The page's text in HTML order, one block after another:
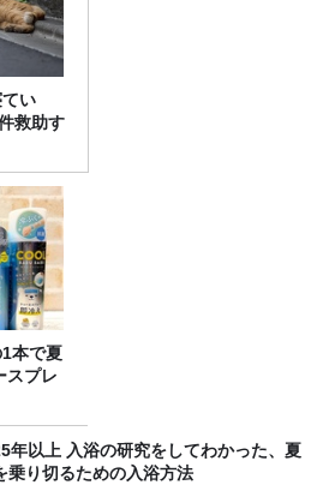
い
救助す
1本で夏
スプレ
年以上 入浴の研究をしてわかった、夏
乗り切るための入浴方法